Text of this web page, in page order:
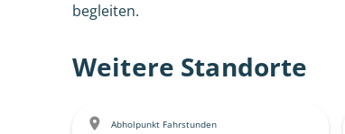
begleiten.
Weitere Standorte
Abholpunkt Fahrstunden